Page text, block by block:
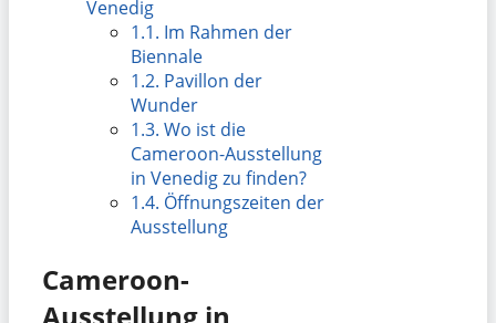
Venedig
1.1. Im Rahmen der
Biennale
1.2. Pavillon der
Wunder
1.3. Wo ist die
Cameroon-Ausstellung
in Venedig zu finden?
1.4. Öffnungszeiten der
Ausstellung
Cameroon-
Ausstellung in